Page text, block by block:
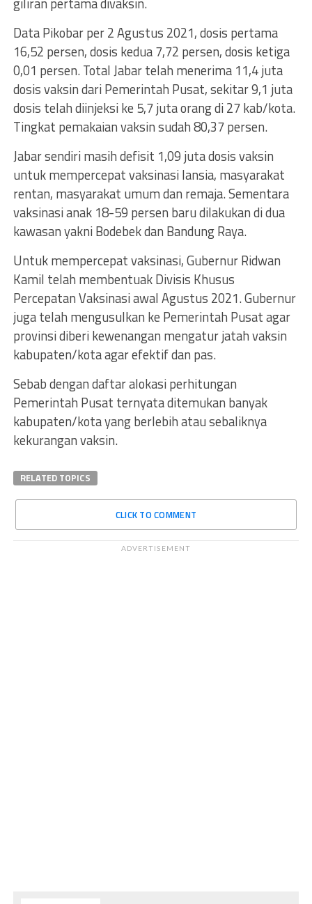
Data Pikobar per 2 Agustus 2021, dosis pertama
16,52 persen, dosis kedua 7,72 persen, dosis ketiga
0,01 persen. Total Jabar telah menerima 11,4 juta
dosis vaksin dari Pemerintah Pusat, sekitar 9,1 juta
dosis telah diinjeksi ke 5,7 juta orang di 27 kab/kota.
Tingkat pemakaian vaksin sudah 80,37 persen.
Jabar sendiri masih defisit 1,09 juta dosis vaksin
untuk mempercepat vaksinasi lansia, masyarakat
rentan, masyarakat umum dan remaja. Sementara
vaksinasi anak 18-59 persen baru dilakukan di dua
kawasan yakni Bodebek dan Bandung Raya.
Untuk mempercepat vaksinasi, Gubernur Ridwan
Kamil telah membentuak Divisis Khusus
Percepatan Vaksinasi awal Agustus 2021. Gubernur
juga telah mengusulkan ke Pemerintah Pusat agar
provinsi diberi kewenangan mengatur jatah vaksin
kabupaten/kota agar efektif dan pas.
Sebab dengan daftar alokasi perhitungan
Pemerintah Pusat ternyata ditemukan banyak
kabupaten/kota yang berlebih atau sebaliknya
kekurangan vaksin.
RELATED TOPICS
CLICK TO COMMENT
ADVERTISEMENT